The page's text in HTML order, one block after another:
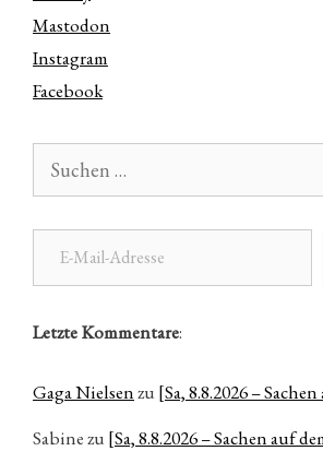
Mastodon
Instagram
Facebook
nach:
E-Mail-Adresse
Letzte Kommentare:
Gaga Nielsenzu [Sa, 8.8.2026 –
Sabinezu [Sa, 8.8.2026 – Sachen auf